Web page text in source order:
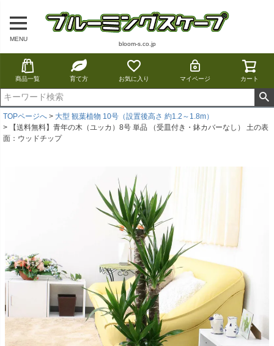
MENU
bloom-s.co.jp
商品一覧 育て方 お気に入り マイページ カート
TOPページへ
大型 観葉植物 10号（設置後高さ 約1.2～1.8m）
【送料無料】青年の木（ユッカ）8号 単品 （受皿付き・鉢カバーなし） 土の表
面：ウッドチップ